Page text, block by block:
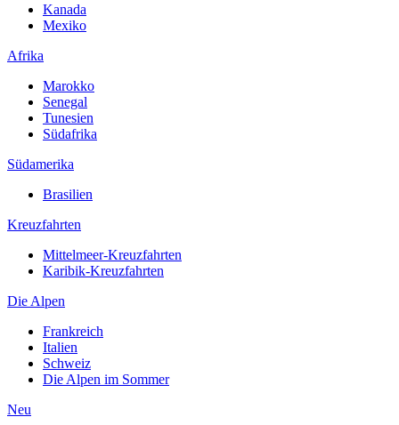
Kanada
Mexiko
Afrika
Marokko
Senegal
Tunesien
Südafrika
Südamerika
Brasilien
Kreuzfahrten
Mittelmeer-Kreuzfahrten
Karibik-Kreuzfahrten
Die Alpen
Frankreich
Italien
Schweiz
Die Alpen im Sommer
Neu